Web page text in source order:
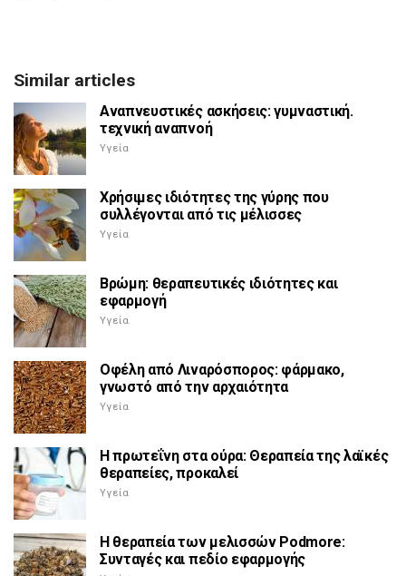
Similar articles
Αναπνευστικές ασκήσεις: γυμναστική.
τεχνική αναπνοή
Υγεία
Χρήσιμες ιδιότητες της γύρης που
συλλέγονται από τις μέλισσες
Υγεία
Βρώμη: θεραπευτικές ιδιότητες και
εφαρμογή
Υγεία
Οφέλη από Λιναρόσπορος: φάρμακο,
γνωστό από την αρχαιότητα
Υγεία
Η πρωτεΐνη στα ούρα: Θεραπεία της λαϊκές
θεραπείες, προκαλεί
Υγεία
Η θεραπεία των μελισσών Podmore:
Συνταγές και πεδίο εφαρμογής